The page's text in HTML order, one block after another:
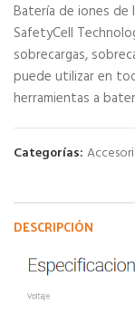
Batería de iones de
SafetyCell
sobrecargas,
puede utilizar en
herramientas a
Categorías:
DESCRIPCIÓN